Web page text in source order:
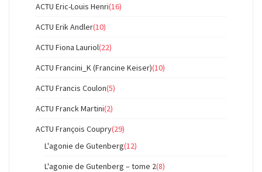
ACTU Eric-Louis Henri(16)
ACTU Erik Andler(10)
ACTU Fiona Lauriol(22)
ACTU Francini_K (Francine Keiser)(10)
ACTU Francis Coulon(5)
ACTU Franck Martini(2)
ACTU François Coupry(29)
L'agonie de Gutenberg(12)
L'agonie de Gutenberg – tome 2(8)